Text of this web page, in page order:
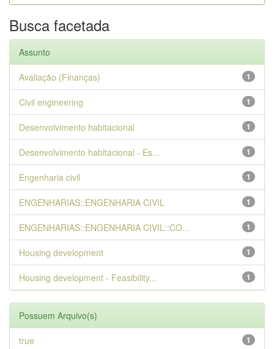
Busca facetada
Assunto
1
Avaliação (Finanças)
1
Civil engineering
1
Desenvolvimento habitacional
1
Desenvolvimento habitacional - Es...
1
Engenharia civil
1
ENGENHARIAS::ENGENHARIA CIVIL
1
ENGENHARIAS::ENGENHARIA CIVIL::CO...
1
Housing development
1
Housing development - Feasibility...
Possuem Arquivo(s)
1
true